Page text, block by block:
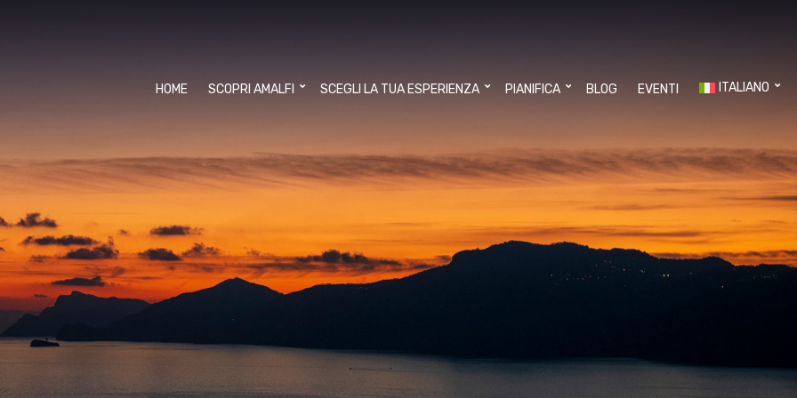
HOME SCOPRI AMALFI SCEGLI LA TUA ESPERIENZA PIANIFICA BLOG EVENTI ITALIANO